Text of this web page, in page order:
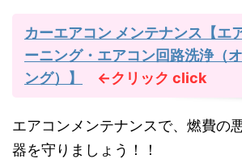
カーエアコン メンテナンス【エ
ーニング・エアコン回路洗浄（
ング）】
←クリック click
エアコンメンテナンスで、燃費の
器を守りましょう！！